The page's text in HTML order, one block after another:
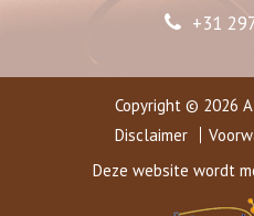
+31
Copyright © 2026
Disclaimer
Deze website wordt